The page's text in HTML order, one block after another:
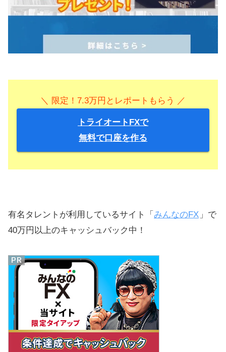
＼ 限定！7.3万円とレポートもらう ／
トライオートFXで
無料で口座を作る
有名タレントが利用しているサイト「 みんなのFX 」で
40万円以上のキャッシュバック中！